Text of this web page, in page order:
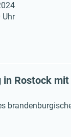
Uhr
Rostock